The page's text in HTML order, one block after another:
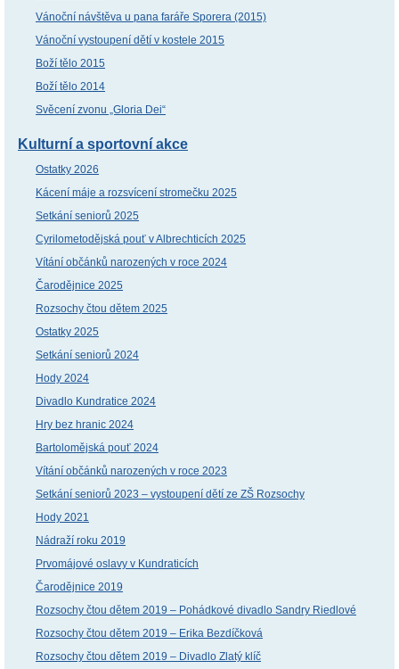
Vánoční návštěva u pana faráře Sporera (2015)
Vánoční vystoupení dětí v kostele 2015
Boží tělo 2015
Boží tělo 2014
Svěcení zvonu „Gloria Dei“
Kulturní a sportovní akce
Ostatky 2026
Kácení máje a rozsvícení stromečku 2025
Setkání seniorů 2025
Cyrilometodějská pouť v Albrechticích 2025
Vítání občánků narozených v roce 2024
Čarodějnice 2025
Rozsochy čtou dětem 2025
Ostatky 2025
Setkání seniorů 2024
Hody 2024
Divadlo Kundratice 2024
Hry bez hranic 2024
Bartolomějská pouť 2024
Vítání občánků narozených v roce 2023
Setkání seniorů 2023 – vystoupení dětí ze ZŠ Rozsochy
Hody 2021
Nádraží roku 2019
Prvomájové oslavy v Kundraticích
Čarodějnice 2019
Rozsochy čtou dětem 2019 – Pohádkové divadlo Sandry Riedlové
Rozsochy čtou dětem 2019 – Erika Bezdíčková
Rozsochy čtou dětem 2019 – Divadlo Zlatý klíč